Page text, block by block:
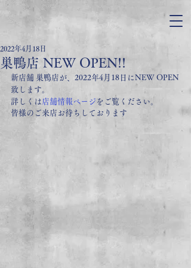
巣鴨店 NEW OPEN!!
2022年4月18日
新店舗 巣鴨店が、2022年4月18日にNEW OPEN
致します。
詳しくは 店舗情報ページ をご覧ください。
皆様のご来店お待ちしております